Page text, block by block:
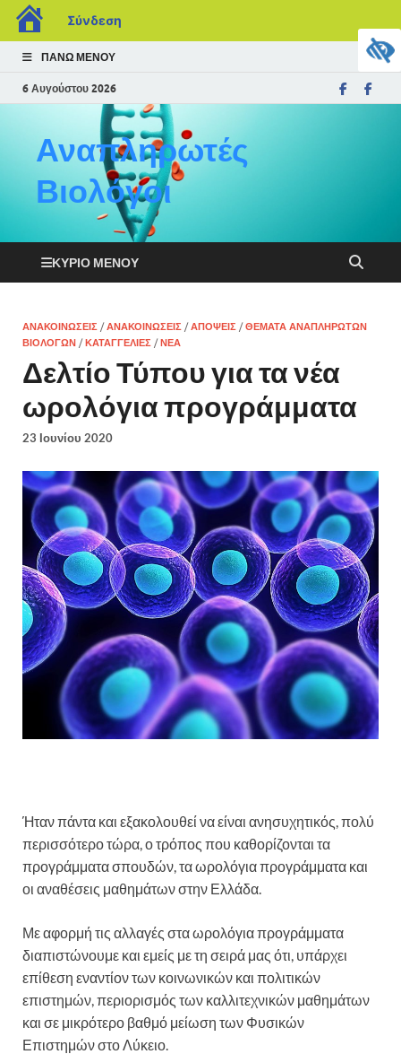
Σύνδεση
ΠΆΝΩ ΜΕΝΟΎ
6 Αυγούστου 2026
Αναπληρωτές
Βιολόγοι
ΚΎΡΙΟ ΜΕΝΟΎ
ΑΝΑΚΟΙΝΏΣΕΙΣ /ΑΝΑΚΟΙΝΏΣΕΙΣ /ΑΠΌΨΕΙΣ /ΘΈΜΑΤΑ ΑΝΑΠΛΗΡΩΤΏΝ
ΒΙΟΛΌΓΩΝ /ΚΑΤΑΓΓΕΛΊΕΣ /ΝΈΑ
Δελτίο Τύπου για τα νέα
ωρολόγια προγράμματα
23 Ιουνίου 2020
Ήταν πάντα και εξακολουθεί να είναι ανησυχητικός, πολύ
περισσότερο τώρα, ο τρόπος που καθορίζονται τα
προγράμματα σπουδών, τα ωρολόγια προγράμματα και
οι αναθέσεις μαθημάτων στην Ελλάδα.
Με αφορμή τις αλλαγές στα ωρολόγια προγράμματα
διαπιστώνουμε και εμείς με τη σειρά μας ότι, υπάρχει
επίθεση εναντίον των κοινωνικών και πολιτικών
επιστημών, περιορισμός των καλλιτεχνικών μαθημάτων
και σε μικρότερο βαθμό μείωση των Φυσικών
Επιστημών στο Λύκειο.